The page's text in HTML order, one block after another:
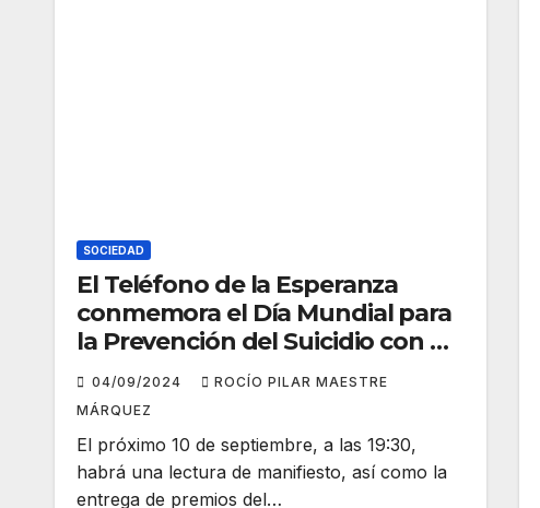
SOCIEDAD
El Teléfono de la Esperanza
conmemora el Día Mundial para
la Prevención del Suicidio con un
acto en la Plaza de las Monjas
04/09/2024
ROCÍO PILAR MAESTRE
MÁRQUEZ
El próximo 10 de septiembre, a las 19:30,
habrá una lectura de manifiesto, así como la
entrega de premios del…